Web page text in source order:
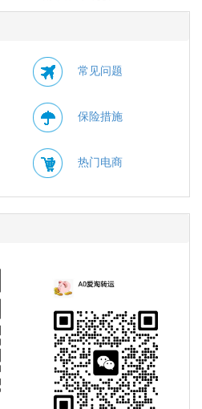
$10.00（约67.61元）。
常见问题
保险措施
热门电商